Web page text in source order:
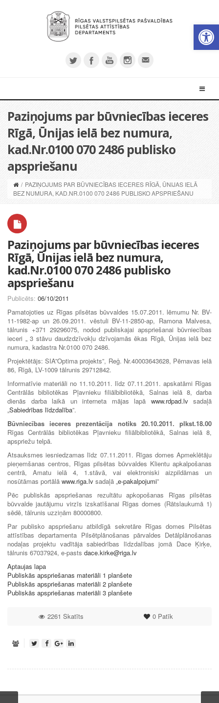
Paziņojums par būvniecības ieceres
Rīgā, Ūnijas ielā bez numura,
kad.Nr.0100 070 2486 publisko
apspriešanu
/ PAZIŅOJUMS PAR BŪVNIECĪBAS IECERES RĪGĀ, ŪNIJAS IELĀ
BEZ NUMURA, KAD.NR.0100 070 2486 PUBLISKO APSPRIEŠANU
Paziņojums par būvniecības ieceres
Rīgā, Ūnijas ielā bez numura,
kad.Nr.0100 070 2486 publisko
apspriešanu
Publicēts: 06/10/2011
Pamatojoties uz Rīgas pilsētas būvvaldes 15.07.2011. lēmumu Nr. BV-
11-1982-ap un 26.09.2011. vēstuli BV-11-2850-ap, Ramona Malvesa,
tālrunis +371 29296075, nodod publiskajai apspriešanai būvniecības
ieceri „ 3 stāvu daudzdzīvokļu dzīvojamās ēkas Rīgā, Ūnijas ielā bez
numura, kadastra Nr.0100 070 2486.
Projektētājs: SIA”Optima projekts”, Reģ. Nr.40003643628, Pērnavas ielā
86, Rīgā, LV-1009 tālrunis 29712842.
Informatīvie materiāli no 11.10.2011. līdz 07.11.2011. apskatāmi Rīgas
Centrālās bibliotēkas Pļavnieku filiālbibliotēkā, Salnas ielā 8, darba
dienās darba laikā un interneta mājas lapā www.rdpad.lvsadaļā
„Sabiedrības līdzdalība”.
Būvniecības ieceres prezentācija notiks 20.10.2011. plkst.18.00
Rīgas Centrālās bibliotēkas Pļavnieku filiālbibliotēkā, Salnas ielā 8,
apspriežu telpā.
Atsauksmes iesniedzamas līdz 07.11.2011. Rīgas domes Apmeklētāju
pieņemšanas centros, Rīgas pilsētas būvvaldes Klientu apkalpošanas
centrā, Amatu ielā 4, 1.stāvā, vai elektroniski aizpildāmas un
nosūtāmas portālā www.riga.lv sadaļā „e-pakalpojumi”
Pēc publiskās apspriešanas rezultātu apkopošanas Rīgas pilsētas
būvvalde jautājumu virzīs izskatīšanai Rīgas domes (Rātslaukumā 1)
sēdē, tālrunis uzziņām 80000800.
Par publisko apspriešanu atbildīgā sekretāre Rīgas domes Pilsētas
attīstības departamenta Pilsētplānošanas pārvaldes Detālplānošanas
nodaļas projektu vadītāja sabiedrības līdzdalības jomā Dace Ķirķe,
tālrunis 67037924, e-pasts dace.kirke@riga.lv
Aptaujas lapa
Publiskās apspriešanas materiāli 1 planšete
Publiskās apspriešanas materiāli 2 planšete
Publiskās apspriešanas materiāli 3 planšete
0Patīk
2261 Skatīts